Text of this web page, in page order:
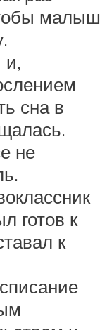
малыш
и,
сна в
не
готов к
к